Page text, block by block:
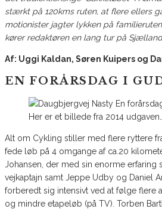
stærkt på 120kms ruten, at flere ellers
motionister jagter lykken på
kører redaktøren en lang tur på
Af: Uggi Kaldan, Søren Kuipers og
EN FORÅRSDAG I
Her er et billede fra 2014
Alt om Cykling stiller med flere ryttere
fede løb på 4 omgange af ca.20
Johansen, der med sin enorme erfaring
vejkaptajn samt Jeppe Udby og Daniel
forberedt sig intensivt ved at følge flere
og mindre etapeløb (på TV). Torben